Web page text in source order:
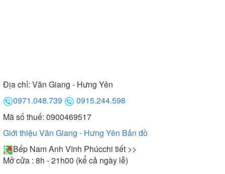
Địa chỉ: Văn Giang - Hưng Yên
0971.048.739
0915.244.598
Mã số thuế: 0900469517
Giới thiệu Văn Giang - Hưng Yên Bản đồ
Bếp Nam Anh Vĩnh Phúcchi tiết >>
Mở cửa : 8h - 21h00 (kể cả ngày lễ)